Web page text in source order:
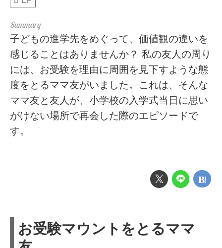
子どもの進学先をめぐって、価値観の違いを
感じることはありませんか？ 私の友人の周り
には、お受験を理由に周囲を見下すような態
度をとるママ友がいました。これは、そんな
ママ友と友人が、小学校の入学式当日に思い
がけない場所で再会した際のエピソードで
す。
お受験マウントをとるママ